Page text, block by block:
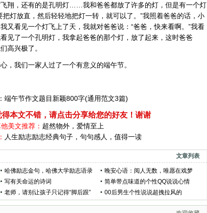
翔，还有的是孔明灯……我和爸爸都放了许多的灯，但是有一个灯
灯放直，然后轻轻地把灯一转，就可以了。”我照着爸爸的话，小
又看见一个灯飞上了天，我就对爸爸说：“爸爸，快来看啊。”我看
见了一个孔明灯，我拿起爸爸的那个灯，放了起来，这时爸爸
高兴极了。
，我们一家人过了一个有意义的端午节。
端午节作文题目新颖800字(通用范文3篇)
本文不错，请点击分享给您的好友！谢谢
美文推荐： 超然物外，爱情至上
人生励志励志经典句子，句句感人，值得一读
文章列表
哈佛励志金句，哈佛大学励志语录
晚安心语：阅人无数，唯愿在戏梦
中，找寻知己
写有关命运的诗词
简单带点味道的个性QQ说说心情
老师，请别让孩子只记得“脚后跟” 00后男生个性说说超拽拉风的